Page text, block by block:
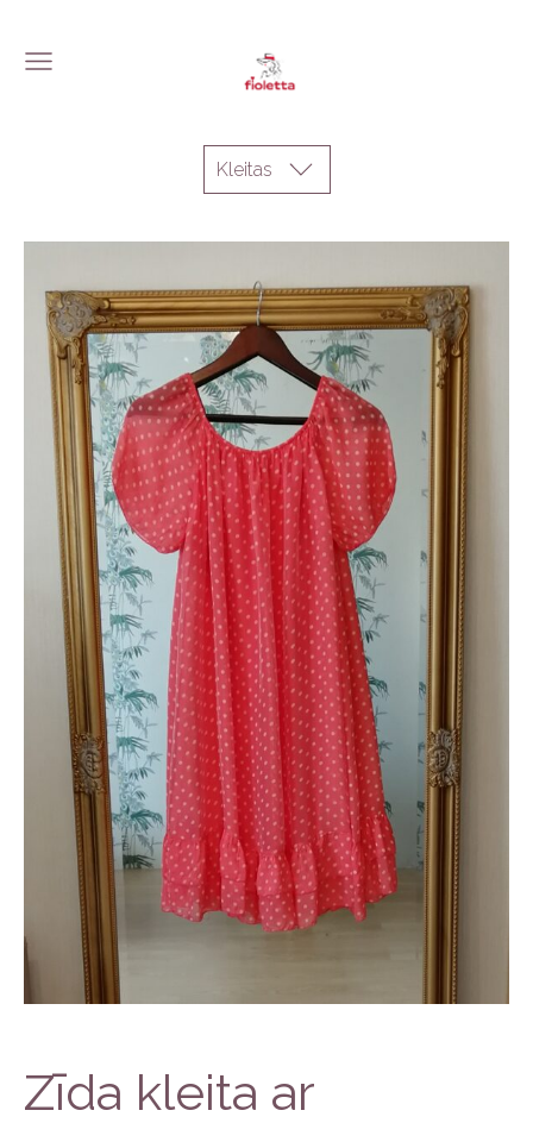
Kleitas
Zīda kleita ar